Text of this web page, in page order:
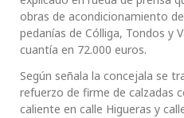
obras de acondicionamiento
pedanías de Cólliga, Tondos y
cuantía en 72.000 euros.
Según señala la concejala se
refuerzo de firme de calzadas
caliente en calle Higueras y